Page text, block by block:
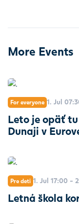
More Events
For everyone 1. Jul
Leto je opäť
Dunaji v
Pre deti 1. Jul 17:00 -
Letná škola